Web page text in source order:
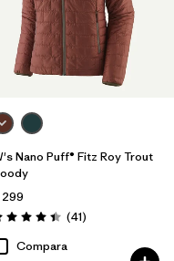
Nano Puff® Fitz Roy Trout
4.4 / 5
(41Comentarios
)
Compara